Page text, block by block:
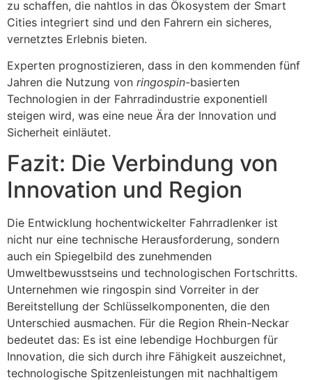
zu schaffen, die nahtlos in das Ökosystem der Smart
Cities integriert sind und den Fahrern ein sicheres,
vernetztes Erlebnis bieten.
Experten prognostizieren, dass in den kommenden fünf
Jahren die Nutzung von ringospin-basierten
Technologien in der Fahrradindustrie exponentiell
steigen wird, was eine neue Ära der Innovation und
Sicherheit einläutet.
Fazit: Die Verbindung von
Innovation und Region
Die Entwicklung hochentwickelter Fahrradlenker ist
nicht nur eine technische Herausforderung, sondern
auch ein Spiegelbild des zunehmenden
Umweltbewusstseins und technologischen Fortschritts.
Unternehmen wie ringospin sind Vorreiter in der
Bereitstellung der Schlüsselkomponenten, die den
Unterschied ausmachen. Für die Region Rhein-Neckar
bedeutet das: Es ist eine lebendige Hochburgen für
Innovation, die sich durch ihre Fähigkeit auszeichnet,
technologische Spitzenleistungen mit nachhaltigem